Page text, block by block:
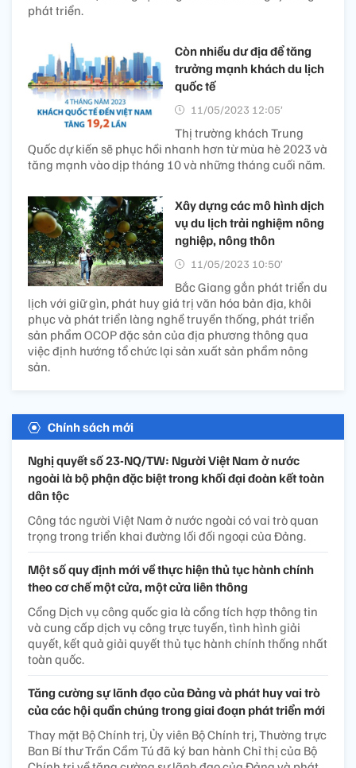
phát triển.
Còn nhiều dư địa để tăng
trưởng mạnh khách du lịch
quốc tế
11/05/2023 12:05’
Thị trường khách Trung
Quốc dự kiến sẽ phục hồi nhanh hơn từ mùa hè 2023 và
tăng mạnh vào dịp tháng 10 và những tháng cuối năm.
Xây dựng các mô hình dịch
vụ du lịch trải nghiệm nông
nghiệp, nông thôn
11/05/2023 10:50’
Bắc Giang gắn phát triển du
lịch với giữ gìn, phát huy giá trị văn hóa bản địa, khôi
phục và phát triển làng nghề truyền thống, phát triển
sản phẩm OCOP đặc sản của địa phương thông qua
việc định hướng tổ chức lại sản xuất sản phẩm nông
sản.
Chính sách mới
Nghị quyết số 23-NQ/TW: Người Việt Nam ở nước
ngoài là bộ phận đặc biệt trong khối đại đoàn kết toàn
dân tộc
Công tác người Việt Nam ở nước ngoài có vai trò quan
trọng trong triển khai đường lối đối ngoại của Đảng.
Một số quy định mới về thực hiện thủ tục hành chính
theo cơ chế một cửa, một cửa liên thông
Cổng Dịch vụ công quốc gia là cổng tích hợp thông tin
và cung cấp dịch vụ công trực tuyến, tình hình giải
quyết, kết quả giải quyết thủ tục hành chính thống nhất
toàn quốc.
Tăng cường sự lãnh đạo của Đảng và phát huy vai trò
của các hội quần chúng trong giai đoạn phát triển mới
Thay mặt Bộ Chính trị, Ủy viên Bộ Chính trị, Thường trực
Ban Bí thư Trần Cẩm Tú đã ký ban hành Chỉ thị của Bộ